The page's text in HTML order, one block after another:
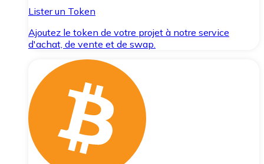
Lister un Token
Ajoutez le token de votre projet à notre service
d'achat, de vente et de swap.